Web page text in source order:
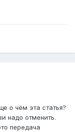
о чём эта статья?
надо отменить.
передача